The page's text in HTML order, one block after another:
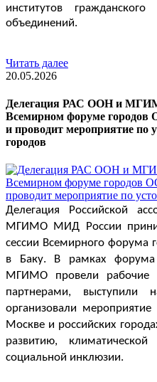
институтов
объединений.
Читать далее
20.05.2026
Делегация РАС ООН и
Всемирном форуме
и проводит мероприятие по
городов
Делегация Российской
МГИМО МИД России
сессии Всемирного форума
в Баку. В рамках
МГИМО провели рабочие
партнерами, выступили
организовали
Москве и российских
развитию,
социальной инклюзии.